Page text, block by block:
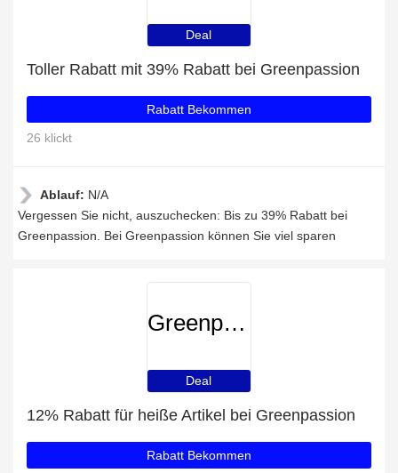
Deal
Toller Rabatt mit 39% Rabatt bei Greenpassion
Rabatt Bekommen
26 klickt
Ablauf: N/A
Vergessen Sie nicht, auszuchecken: Bis zu 39% Rabatt bei
Greenpassion. Bei Greenpassion können Sie viel sparen
Greenpassion
Deal
12% Rabatt für heiße Artikel bei Greenpassion
Rabatt Bekommen